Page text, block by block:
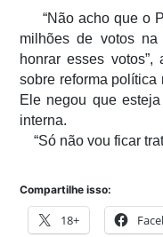
“Não acho que o
milhões de votos
honrar esses
sobre reforma
Ele negou que
interna.
“Só não vou ficar
Compartilhe isso:
18+